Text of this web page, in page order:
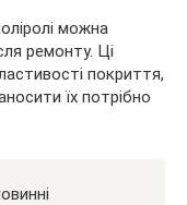
можна
ремонту. Ці
покриття,
їх потрібно